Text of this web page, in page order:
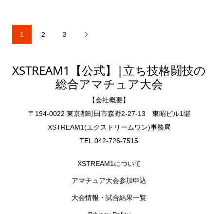
1 2 3 
XSTREAM1【公式】|立ち技格闘技の
総合アマチュア大会
【会社概要】
〒194-0022 東京都町田市森野2-27-13 東昭ビル1階
XSTREAM1(エクストリームワン)事務局
TEL.042-726-7515
XSTREAM1について
アマチュア大会参加申込
大会情報・試合結果一覧